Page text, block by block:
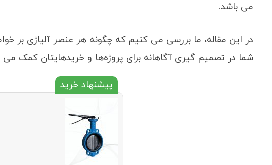
می باشد.
در این مقاله، ما بررسی می ‌کنیم که چگونه هر عنصر آلیاژی بر
شما در تصمیم‌ گیری آگاهانه برای پروژه‌ها و خریدهایتان کمک می‌
پیشنهاد خرید